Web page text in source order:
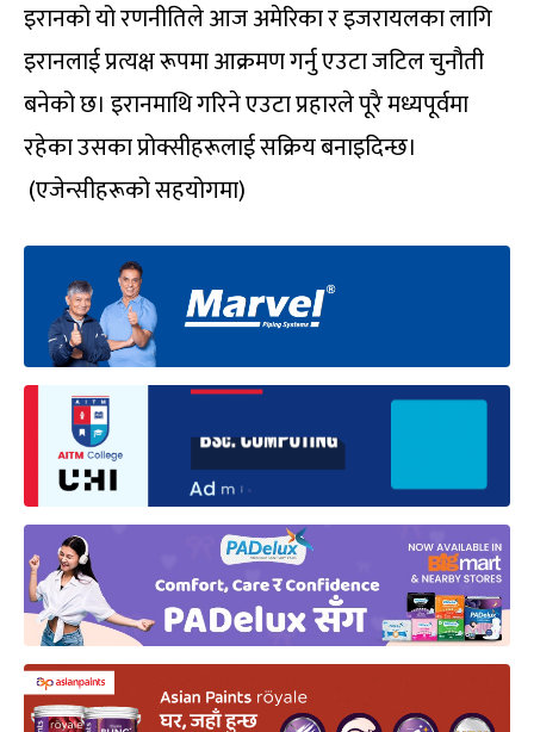
इरानको यो रणनीतिले आज अमेरिका र इजरायलका लागि
इरानलाई प्रत्यक्ष रूपमा आक्रमण गर्नु एउटा जटिल चुनौती
बनेको छ। इरानमाथि गरिने एउटा प्रहारले पूरै मध्यपूर्वमा
रहेका उसका प्रोक्सीहरूलाई सक्रिय बनाइदिन्छ।
(एजेन्सीहरूको सहयोगमा)